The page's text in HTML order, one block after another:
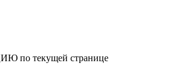
по текущей странице